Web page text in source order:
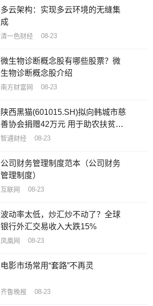
多云架构：实现多云环境的无缝集
成
清一色财经 08-23
微生物诊断概念股有哪些股票？微
生物诊断概念股介绍
南方财富网 08-23
陕西黑猫(601015.SH)拟向韩城市慈
善协会捐赠42万元 用于助农扶贫和
慈善事业
智通财经 08-23
公司财务管理制度范本（公司财务
管理制度）
互联网 08-23
波动率太低，炒汇炒不动了？全球
银行外汇交易收入大跌15%
凤凰网 08-23
电影市场常用“套路”不再灵
齐鲁晚报 08-23